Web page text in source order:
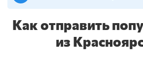
Как отправить
из